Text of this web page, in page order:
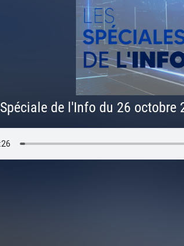
Spéciale de l'Info du 26 octobre